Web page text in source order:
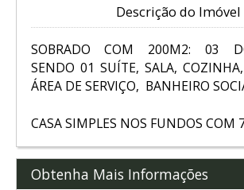
Descrição do Imóvel
SOBRADO COM 200M2: 03
SENDO 01 SUÍTE, SALA,
ÁREA DE SERVIÇO, BANHEIRO
CASA SIMPLES NOS FUNDOS COM
Obtenha Mais Informações